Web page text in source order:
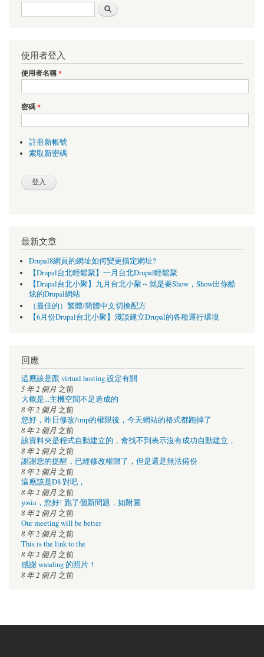
搜尋表單
使用者登入
使用者名稱*
密碼*
註冊新帳號
索取新密碼
最新文章
Drupal8網頁的網址如何變更指定網址?
【Drupal台北輕鬆聚】一月台北Drupal輕鬆聚
【Drupal台北小聚】九月台北小聚～就是要Show，Show出你酷
炫的Drupal網站
（最佳的）繁體/簡體中文切換配方
【6月份Drupal台北小聚】淺談建立Drupal的各種運行環境
回應
這應該是跟 virtual hosting 設定有關
5 年 2 個月 之前
大概是...主機空間不足造成的
8 年 2 個月 之前
您好，昨日修改/tmp的權限後，今天網站的格式都跑掉了
8 年 2 個月 之前
該資料夾是程式自動建立的，會找不到表示沒有成功自動建立，
8 年 2 個月 之前
謝謝您的提醒，已經修改權限了，但是還是無法備份
8 年 2 個月 之前
這應該是D8 對吧，
8 年 2 個月 之前
yosia，您好! 跑了個新問題，如附圖
8 年 2 個月 之前
Our meeting will be better
8 年 2 個月 之前
This is the link to the
8 年 2 個月 之前
感謝 wanding 的照片！
8 年 2 個月 之前